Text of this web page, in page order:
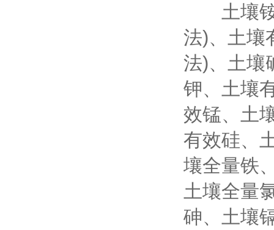
土壤铵
法)、土壤
法)、土壤
钾、土壤
效锰、土
有效硅、
壤全量铁
土壤全量
砷、土壤